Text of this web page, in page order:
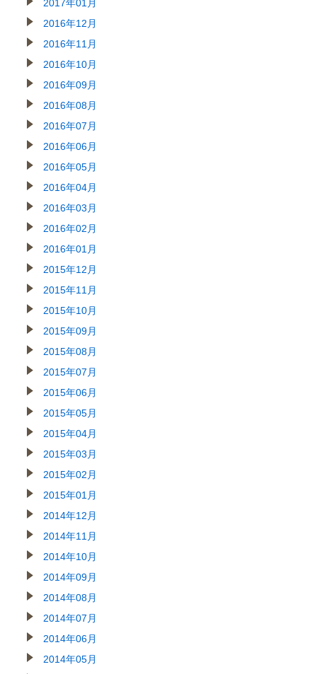
2017年01月
2016年12月
2016年11月
2016年10月
2016年09月
2016年08月
2016年07月
2016年06月
2016年05月
2016年04月
2016年03月
2016年02月
2016年01月
2015年12月
2015年11月
2015年10月
2015年09月
2015年08月
2015年07月
2015年06月
2015年05月
2015年04月
2015年03月
2015年02月
2015年01月
2014年12月
2014年11月
2014年10月
2014年09月
2014年08月
2014年07月
2014年06月
2014年05月